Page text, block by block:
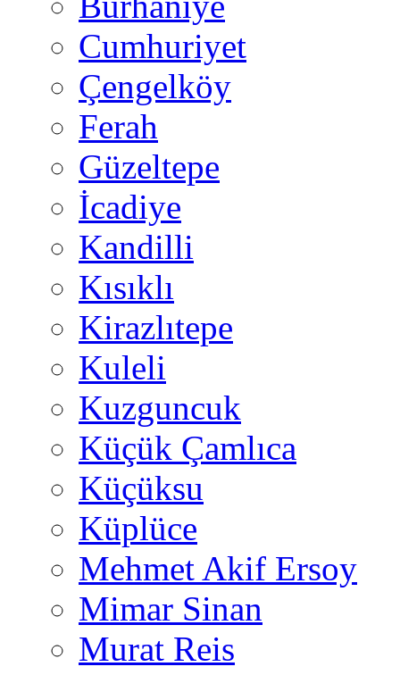
Cumhuriyet
Çengelköy
Ferah
Güzeltepe
İcadiye
Kandilli
Kısıklı
Kirazlıtepe
Kuleli
Kuzguncuk
Küçük Çamlıca
Küçüksu
Küplüce
Mehmet Akif Ersoy
Mimar Sinan
Murat Reis